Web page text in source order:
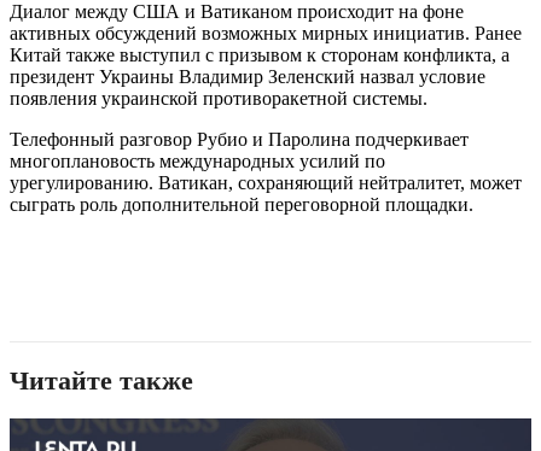
Диалог между США и Ватиканом происходит на фоне
активных обсуждений возможных мирных инициатив. Ранее
Китай также выступил с призывом к сторонам конфликта, а
президент Украины Владимир Зеленский назвал условие
появления украинской противоракетной системы.
Телефонный разговор Рубио и Паролина подчеркивает
многоплановость международных усилий по
урегулированию. Ватикан, сохраняющий нейтралитет, может
сыграть роль дополнительной переговорной площадки.
Читайте также